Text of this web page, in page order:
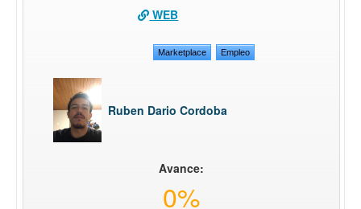
WEB
Marketplace Empleo
Ruben Dario Cordoba
Avance:
0%